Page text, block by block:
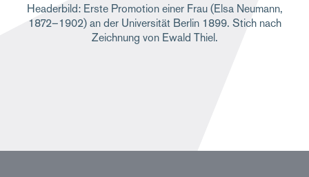
Headerbild: Erste Promotion einer Frau (Elsa Neumann,
1872–1902) an der Universität Berlin 1899. Stich nach
Zeichnung von Ewald Thiel.